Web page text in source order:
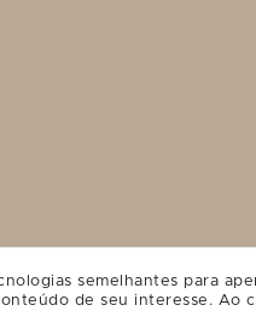
semelhantes para
de seu interesse. Ao